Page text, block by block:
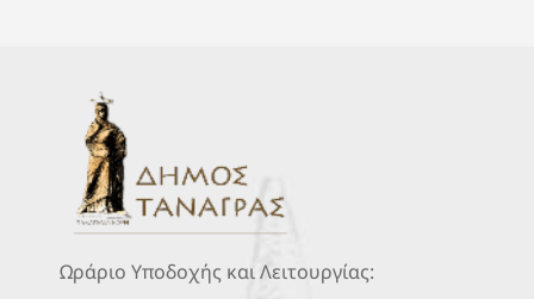
Ωράριο Υποδοχής και Λειτουργίας: